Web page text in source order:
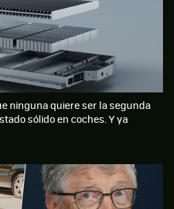
ninguna quiere ser la segunda
sólido en coches. Y ya